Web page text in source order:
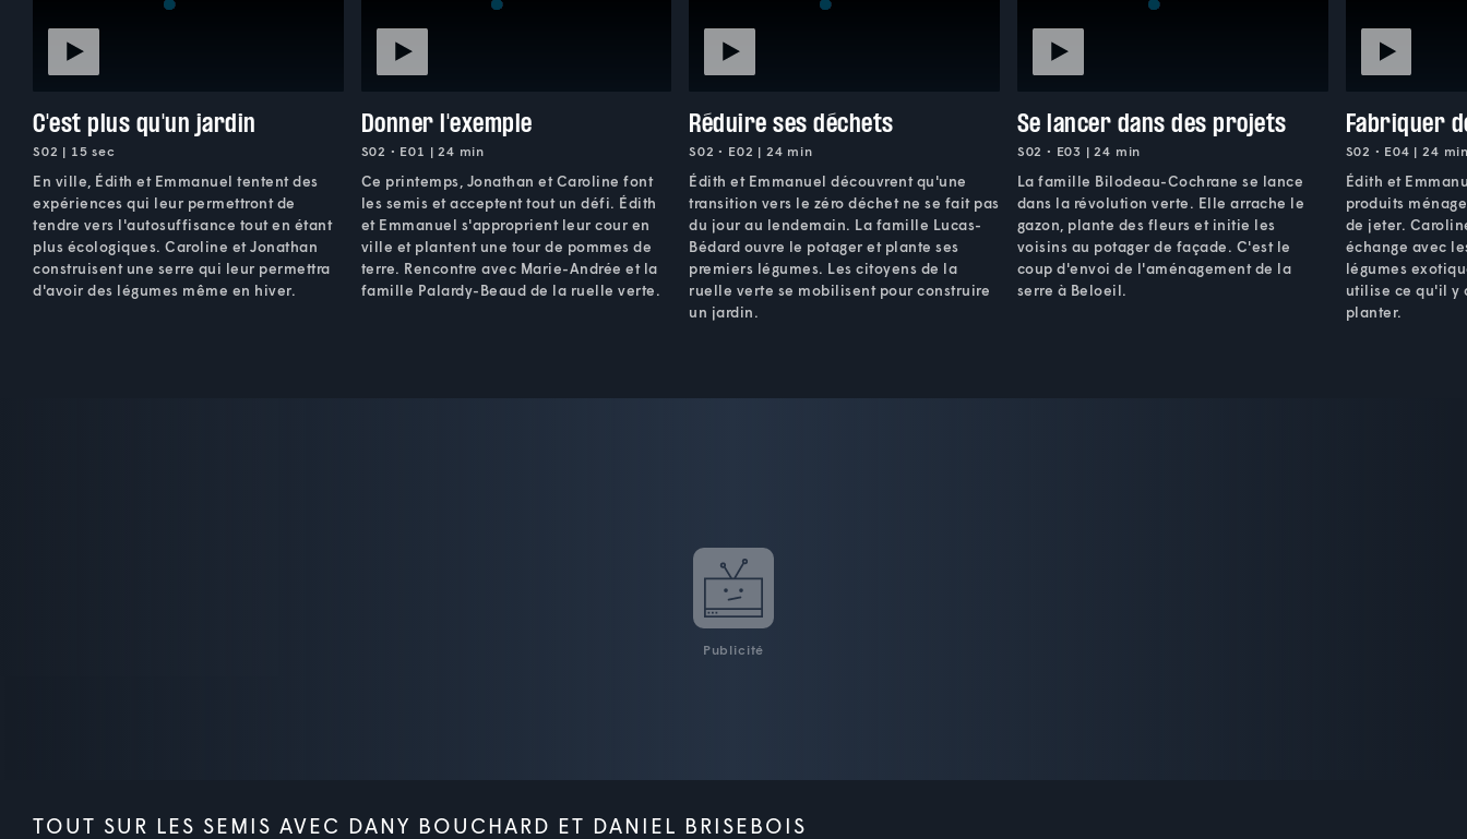
C'est plus qu'un jardin
S02 | 15 sec
En ville, Édith et Emmanuel tentent des
expériences qui leur permettront de
tendre vers l'autosuffisance tout en étant
plus écologiques. Caroline et Jonathan
construisent une serre qui leur permettra
d'avoir des légumes même en hiver.
Donner l'exemple
S02 • E01 | 24 min
Ce printemps, Jonathan et Caroline font
les semis et acceptent tout un défi. Édith
et Emmanuel s'approprient leur cour en
ville et plantent une tour de pommes de
terre. Rencontre avec Marie-Andrée et la
famille Palardy-Beaud de la ruelle verte.
Réduire ses déchets
S02 • E02 | 24 min
Édith et Emmanuel découvrent qu'une
transition vers le zéro déchet ne se fait pas
du jour au lendemain. La famille Lucas-
Bédard ouvre le potager et plante ses
premiers légumes. Les citoyens de la
ruelle verte se mobilisent pour construire
un jardin.
Se lancer dans des projets
S02 • E03 | 24 min
La famille Bilodeau-Cochrane se lance
dans la révolution verte. Elle arrache le
gazon, plante des fleurs et initie les
voisins au potager de façade. C'est le
coup d'envoi de l'aménagement de la
serre à Beloeil.
Fabriquer
S02 • E04 | 24
Édith et
produits
de jeter.
échange avec
légumes
utilise ce qu'il y
planter.
Publicité
TOUT SUR LES SEMIS AVEC DANY BOUCHARD ET DANIEL BRISEBOIS